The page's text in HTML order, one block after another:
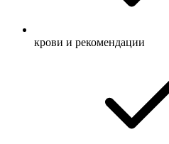
крови и рекомендации